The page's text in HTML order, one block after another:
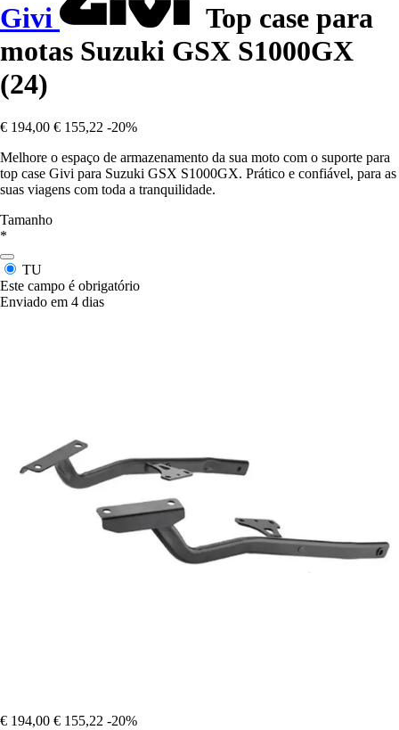
Givi
Top case para
motas Suzuki GSX S1000GX
(24)
€ 194,00 € 155,22 -20%
Melhore o espaço de armazenamento da sua moto com o suporte para
top case Givi para Suzuki GSX S1000GX. Prático e confiável, para as
suas viagens com toda a tranquilidade.
Tamanho
*
TU
Este campo é obrigatório
Enviado em 4 dias
€ 194,00 € 155,22 -20%